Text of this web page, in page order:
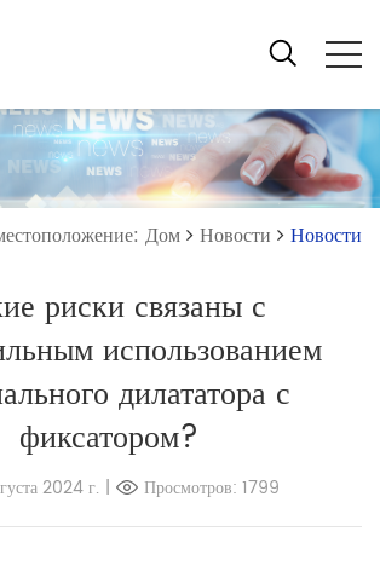
Дом Новости Новости
риски связаны с
использованием
дилататора с
фиксатором?
2024 г. | Просмотров: 1799